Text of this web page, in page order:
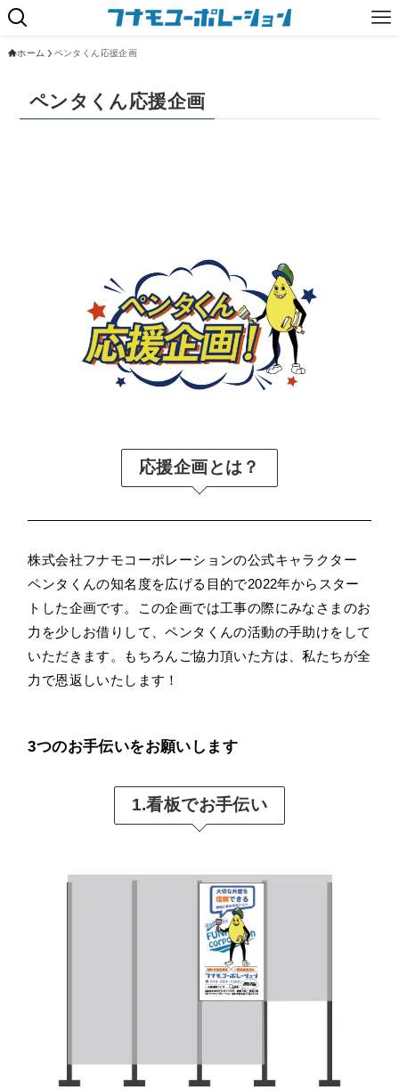
ホーム ペンタくん応援企画
ペンタくん応援企画
応援企画とは？
株式会社フナモコーポレーションの公式キャラクター
ペンタくんの知名度を広げる目的で2022年からスター
トした企画です。この企画では工事の際にみなさまのお
力を少しお借りして、ペンタくんの活動の手助けをして
いただきます。もちろんご協力頂いた方は、私たちが全
力で恩返しいたします！
3つのお手伝いをお願いします
1.看板でお手伝い